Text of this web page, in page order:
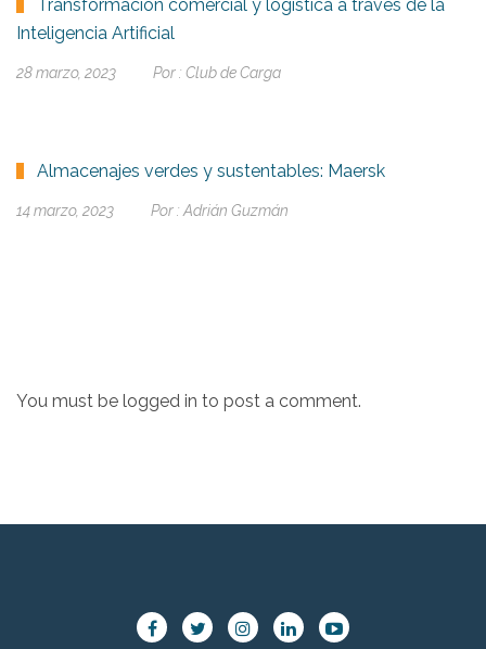
Transformación comercial y logística a través de la
Inteligencia Artificial
28 marzo, 2023 Por : Club de Carga
Almacenajes verdes y sustentables: Maersk
14 marzo, 2023 Por : Adrián Guzmán
You must be logged in to post a comment.